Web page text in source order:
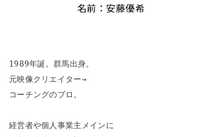
名前：安藤優希
1989年誕。群馬出身。
元映像クリエイター→
コーチングのプロ。
経営者や個人事業主メインに